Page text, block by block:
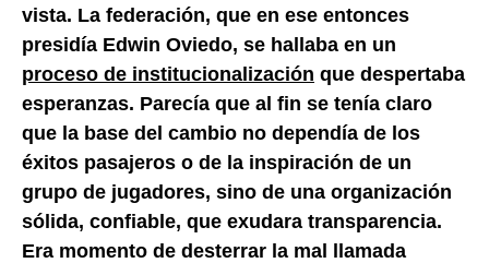
vista. La federación, que en ese entonces
presidía Edwin Oviedo, se hallaba en un
proceso de institucionalización que despertaba
esperanzas. Parecía que al fin se tenía claro
que la base del cambio no dependía de los
éxitos pasajeros o de la inspiración de un
grupo de jugadores, sino de una organización
sólida, confiable, que exudara transparencia.
Era momento de desterrar la mal llamada